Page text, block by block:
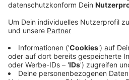
Anzeige
Unter anderem werden die
Kunstrasenplätze